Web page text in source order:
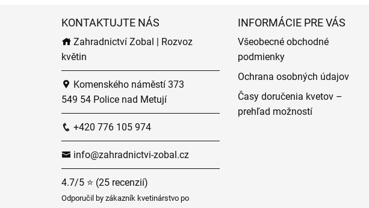
KONTAKTUJTE NÁS
Zahradnictví Zobal | Rozvoz
květin
Komenského náměstí 373
549 54 Police nad Metují
+420 776 105 974
info@zahradnictvi-zobal.cz
4.7/5 ⭐ (25 recenzií)
Odporučil by zákazník kvetinárstvo po
INFORMÁCIE PRE VÁS
Všeobecné obchodné
podmienky
Ochrana osobných údajov
Časy doručenia kvetov –
prehľad možností